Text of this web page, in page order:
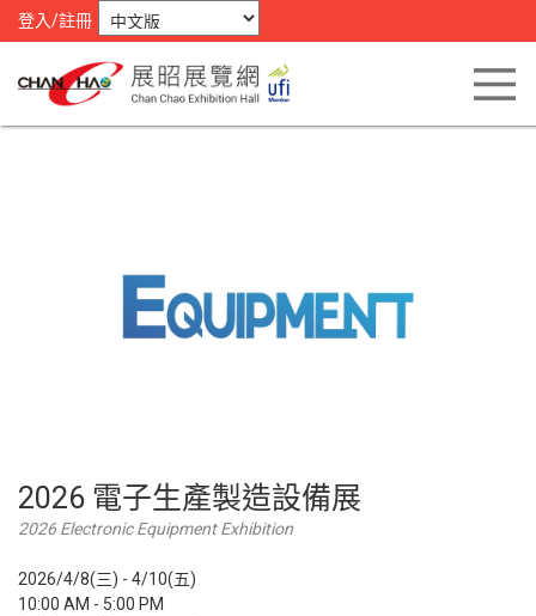
登入/註冊
2026 電子生產製造設備展
2026 Electronic Equipment Exhibition
2026/4/8(三) - 4/10(五)
10:00 AM - 5:00 PM